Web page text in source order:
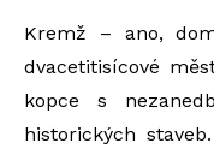
Kremž – ano,
dvacetitisícové
kopce s
historických